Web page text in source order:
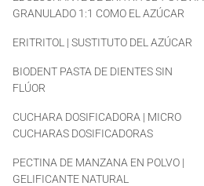
GRANULADO 1:1 COMO EL AZÚCAR
ERITRITOL | SUSTITUTO DEL AZÚCAR
BIODENT PASTA DE DIENTES SIN
FLÚOR
CUCHARA DOSIFICADORA | MICRO
CUCHARAS DOSIFICADORAS
PECTINA DE MANZANA EN POLVO |
GELIFICANTE NATURAL